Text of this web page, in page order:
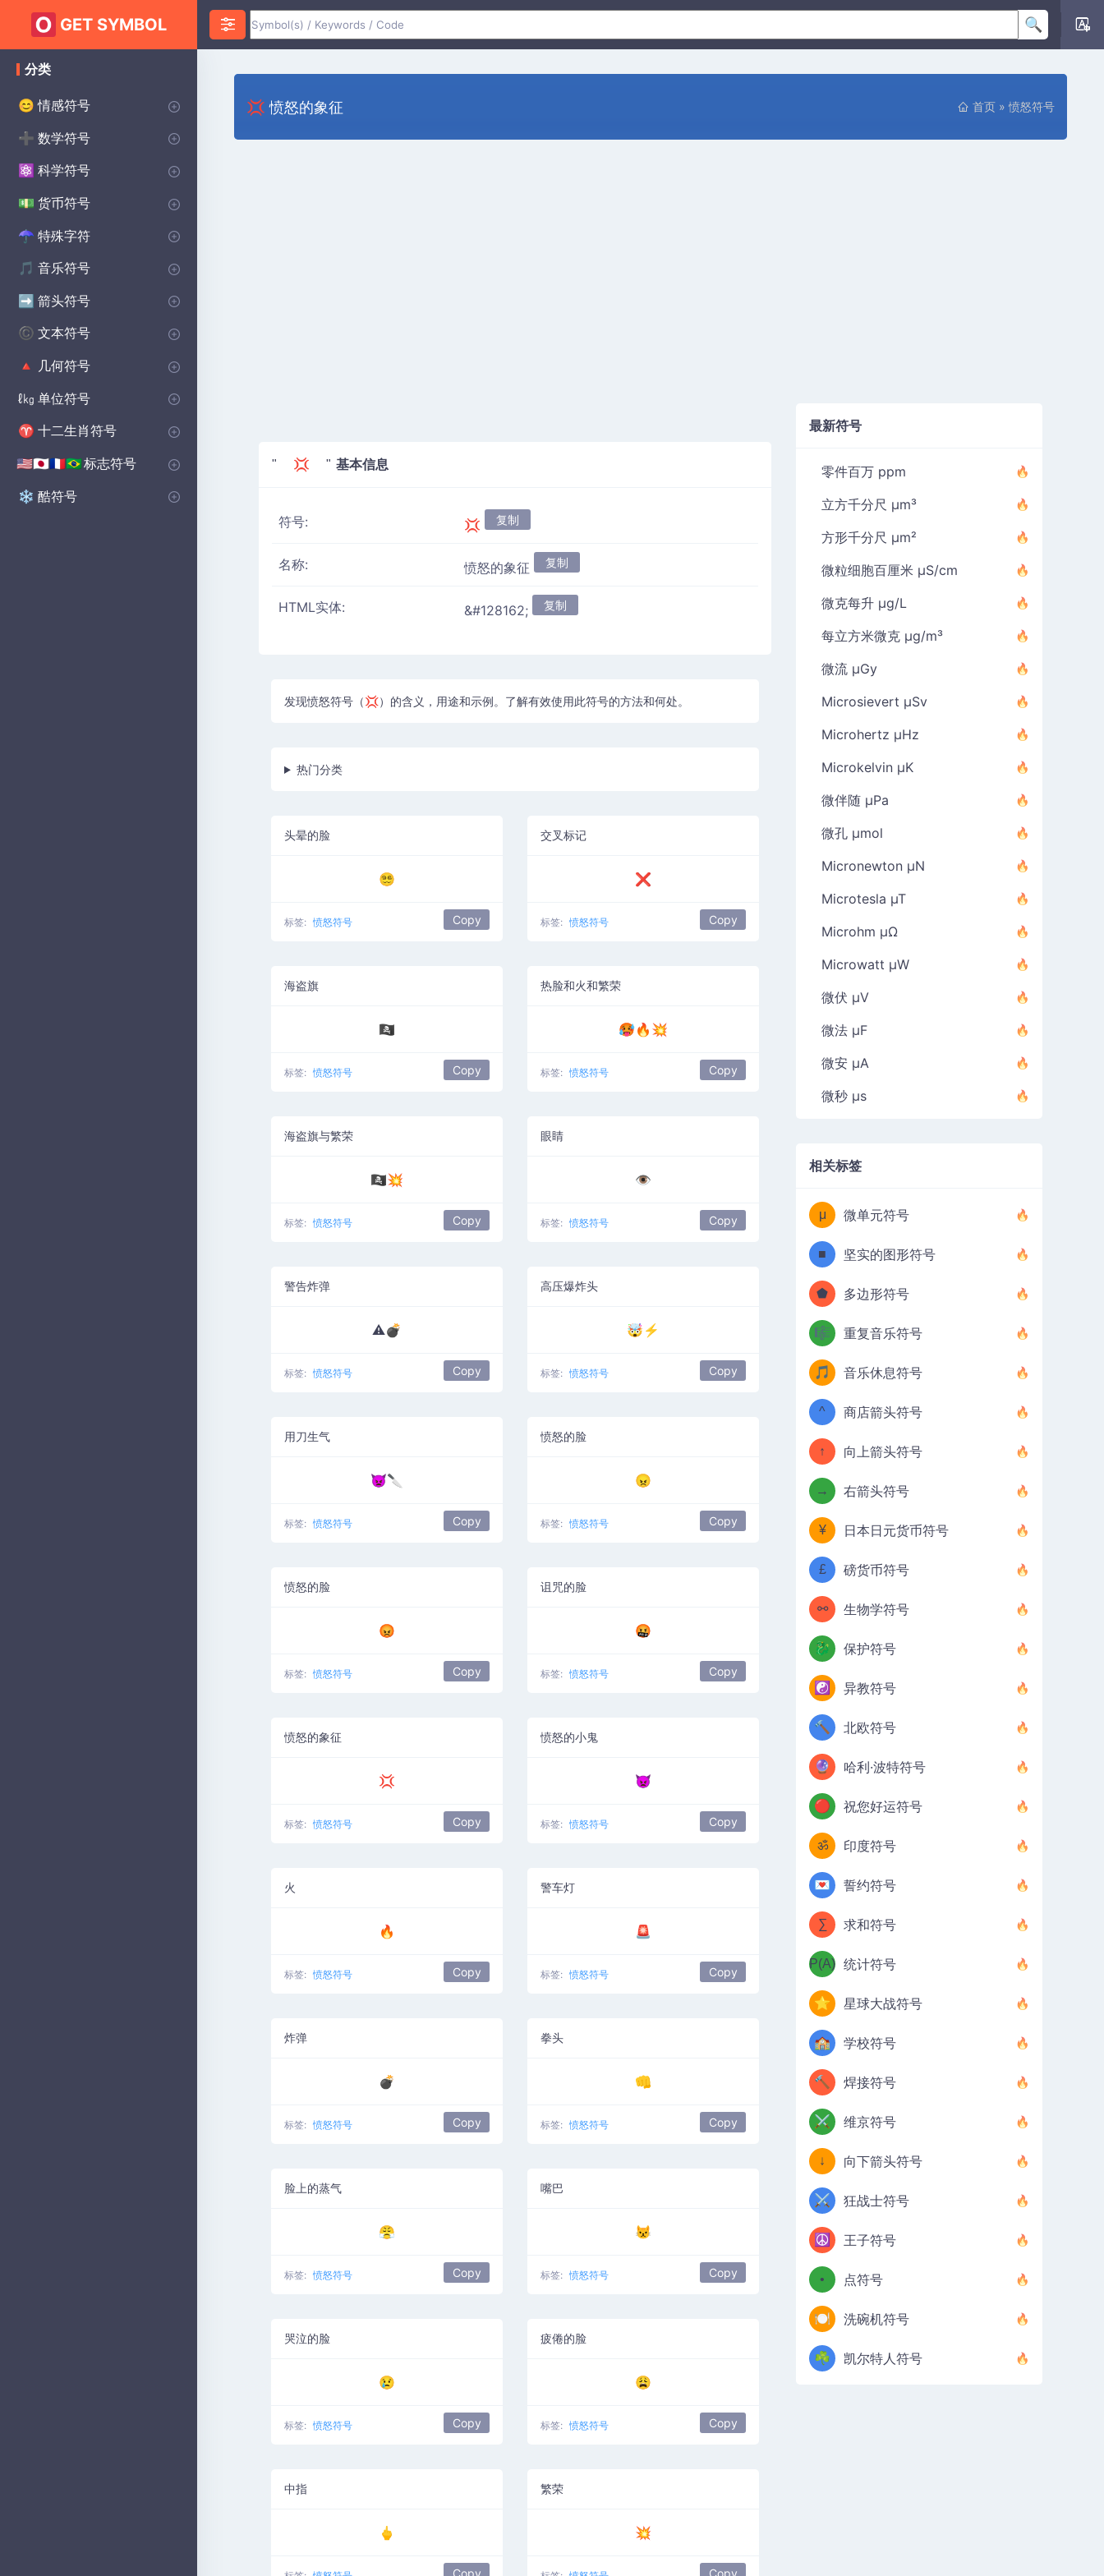
GET SYMBOL
💢 愤怒的象征 首页 »愤怒符号
" 💢 " 基本信息
符号: 💢 复制
名称: 愤怒的象征 复制
HTML实体: &#128162; 复制
发现愤怒符号（💢）的含义，用途和示例。了解有效使用此符号的方法和何处。
热门分类
头晕的脸
😵‍💫
标签: 愤怒符号 Copy
交叉标记
❌
标签: 愤怒符号 Copy
海盗旗
🏴‍☠️
标签: 愤怒符号 Copy
热脸和火和繁荣
🥵🔥💥
标签: 愤怒符号 Copy
海盗旗与繁荣
🏴‍☠️💥
标签: 愤怒符号 Copy
眼睛
👁️
标签: 愤怒符号 Copy
警告炸弹
⚠️💣
标签: 愤怒符号 Copy
高压爆炸头
🤯⚡
标签: 愤怒符号 Copy
用刀生气
👿🔪
标签: 愤怒符号 Copy
愤怒的脸
😠
标签: 愤怒符号 Copy
愤怒的脸
😡
标签: 愤怒符号 Copy
诅咒的脸
🤬
标签: 愤怒符号 Copy
愤怒的象征
💢
标签: 愤怒符号 Copy
愤怒的小鬼
👿
标签: 愤怒符号 Copy
火
🔥
标签: 愤怒符号 Copy
警车灯
🚨
标签: 愤怒符号 Copy
炸弹
💣
标签: 愤怒符号 Copy
拳头
👊
标签: 愤怒符号 Copy
脸上的蒸气
😤
标签: 愤怒符号 Copy
嘴巴
😾
标签: 愤怒符号 Copy
哭泣的脸
😢
标签: 愤怒符号 Copy
疲倦的脸
😩
标签: 愤怒符号 Copy
中指
🖕
Copy
繁荣
💥
Copy
最新符号
零件百万 ppm
立方千分尺 µm³
方形千分尺 µm²
微粒细胞百厘米 µS/cm
微克每升 µg/L
每立方米微克 µg/m³
微流 µGy
Microsievert µSv
Microhertz µHz
Microkelvin µK
微伴随 µPa
微孔 µmol
Micronewton µN
Microtesla µT
Microhm µΩ
Microwatt µW
微伏 µV
微法 µF
微安 µA
微秒 µs
相关标签
μ 微单元符号
■ 坚实的图形符号
⬟ 多边形符号
🎼 重复音乐符号
🎵 音乐休息符号
^ 商店箭头符号
↑ 向上箭头符号
→ 右箭头符号
¥ 日本日元货币符号
£ 磅货币符号
⚯ 生物学符号
🐉 保护符号
☯️ 异教符号
🔨 北欧符号
🔮 哈利·波特符号
🔴 祝您好运符号
ॐ 印度符号
💌 誓约符号
∑ 求和符号
P(A) 统计符号
⭐ 星球大战符号
🏫 学校符号
🔨 焊接符号
⚔️ 维京符号
↓ 向下箭头符号
⚔️ 狂战士符号
☮️ 王子符号
• 点符号
🍽️ 洗碗机符号
☘️ 凯尔特人符号
分类
😊 情感符号
♥ 心脏符号
❤️ 爱符号
😡 愤怒符号
😰 焦虑符号
😀 快乐的符号
😰 悲伤的符号
😲 惊喜符号
😨 恐惧符号
😊 笑脸符号
💌 誓约符号
🔴 祝您好运符号
➕ 数学符号
♾️ 无限符号
∑ 代数符号
⌀ 几何符号
π PI符号
Δ 三角洲符号
√ 平方根符号
α alpha符号
> 大于符号
< 小于符号
Σ Sigma符号
± 加上减去符号
÷ 分隔符号
λ lambda符号
P(A)统计符号
∑ 求和符号
⚛️ 科学符号
Ac 化学符号
β 物理符号
Θ theta符号
° 学位符号
Ω 欧米茄符号
⚯ 生物学符号
💵 货币符号
$ 主要世界货币
¢ 美分符号
£ 磅货币符号
¥ 日本日元货币符号
☂︎ 特殊字符
: 标点符号
⚜ 装饰符号
• 点符号
☮️ 王子符号
⚔️ 狂战士符号
⚔️ 维京符号
🔨 焊接符号
🏫 学校符号
⭐ 星球大战符号
ॐ 印度符号
☯️ 异教符号
🎵 音乐符号
♩ 注释符号
♯ CLEFS符号
🎵 音乐休息符号
🎼 重复音乐符号
➡️ 箭头符号
➡️ 方向箭头
↓ 向下箭头符号
→ 右箭头符号
↑ 向上箭头符号
^ 商店箭头符号
©️ 文本符号
©️ 版权符号
♀ 女性符号
❤️ 美学符号
♂ 男性符号
🦇 蝙蝠侠符号
Ⓐ 无政府状态符号
✝️ 交叉符号
¶ 段落符号
🚗 汽车符号
🧩 自闭症符号
☘️ 凯尔特人符号
🍽️ 洗碗机符号
🔮 哈利·波特符号
🔨 北欧符号
🐉 保护符号
🔺 几何符号
🔺 基本形状符号
⬟ 多边形符号
■ 坚实的图形符号
ℓ㎏ 单位符号
📏 音量单位符号
μ 微单元符号
♈ 十二生肖符号
♈ 西部十二生肖符号
🇺🇸🇯🇵🇫🇷🇧🇷标志符号
の 国家符号
🇺🇸🇬🇧🇨🇳
❄️ 酷符号